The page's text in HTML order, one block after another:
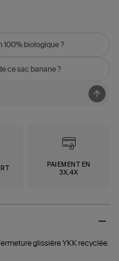
100% biologique ?
ce sac banane ?
PAIEMENT EN
3X,4X
glissière YKK recyclée.